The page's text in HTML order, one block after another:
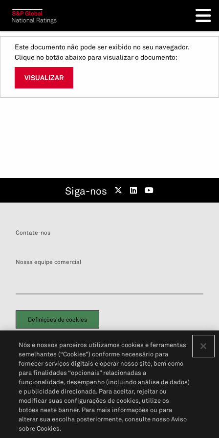
Este documento não pode ser exibido no seu navegador.
Clique no botão abaixo para visualizar o documento:
VISUALIZAR
Siga-nos
Contate-nos
Nossa equipe comercial
Definições de cookies
Política de PrivacidadePortal de privacidade do cliente (em inglês)
Não Venda Minhas Informações Pessoais© 2026 S&P Global
Nós e nossos parceiros utilizamos cookies e ferramentas
semelhantes (“Cookies”) conforme necessário para
fornecer serviços digitais e operar nosso site, bem como
para finalidades “opcionais” relacionadas a
funcionalidade, desempenho (incluindo análise de dados)
e publicidade direcionada. Para aceitar, rejeitar ou
modificar suas configurações de cookies, utilize os
botões neste banner. Para mais informações ou para
alterar sua escolha posteriormente, consulte nosso Aviso
sobre Cookies.